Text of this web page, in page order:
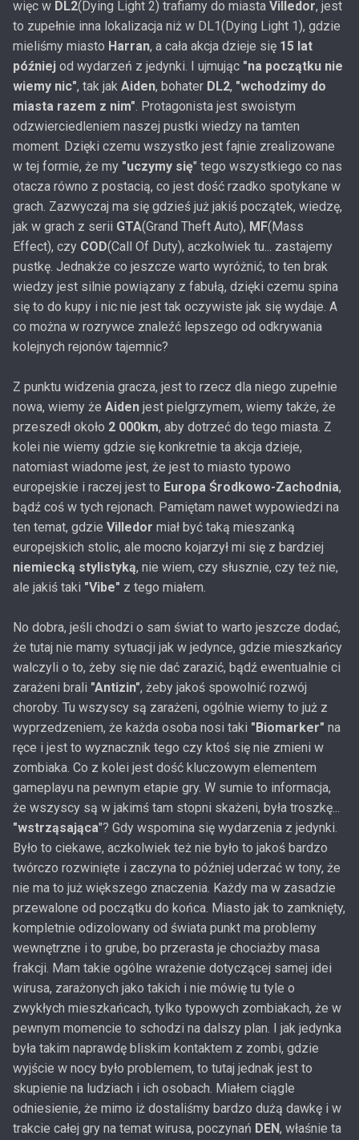
więc w DL2(Dying Light 2) trafiamy do miasta Villedor, jest
to zupełnie inna lokalizacja niż w DL1(Dying Light 1), gdzie
mieliśmy miasto Harran, a cała akcja dzieje się 15 lat
później od wydarzeń z jedynki. I ujmując "na początku nie
wiemy nic", tak jak Aiden, bohater DL2, "wchodzimy do
miasta razem z nim". Protagonista jest swoistym
odzwierciedleniem naszej pustki wiedzy na tamten
moment. Dzięki czemu wszystko jest fajnie zrealizowane
w tej formie, że my "uczymy się" tego wszystkiego co nas
otacza równo z postacią, co jest dość rzadko spotykane w
grach. Zazwyczaj ma się gdzieś już jakiś początek, wiedzę,
jak w grach z serii GTA(Grand Theft Auto), MF(Mass
Effect), czy COD(Call Of Duty), aczkolwiek tu... zastajemy
pustkę. Jednakże co jeszcze warto wyróżnić, to ten brak
wiedzy jest silnie powiązany z fabułą, dzięki czemu spina
się to do kupy i nic nie jest tak oczywiste jak się wydaje. A
co można w rozrywce znaleźć lepszego od odkrywania
kolejnych rejonów tajemnic?
Z punktu widzenia gracza, jest to rzecz dla niego zupełnie
nowa, wiemy że Aiden jest pielgrzymem, wiemy także, że
przeszedł około 2 000km, aby dotrzeć do tego miasta. Z
kolei nie wiemy gdzie się konkretnie ta akcja dzieje,
natomiast wiadome jest, że jest to miasto typowo
europejskie i raczej jest to Europa Środkowo-Zachodnia,
bądź coś w tych rejonach. Pamiętam nawet wypowiedzi na
ten temat, gdzie Villedor miał być taką mieszanką
europejskich stolic, ale mocno kojarzył mi się z bardziej
niemiecką stylistyką, nie wiem, czy słusznie, czy też nie,
ale jakiś taki "Vibe" z tego miałem.
No dobra, jeśli chodzi o sam świat to warto jeszcze dodać,
że tutaj nie mamy sytuacji jak w jedynce, gdzie mieszkańcy
walczyli o to, żeby się nie dać zarazić, bądź ewentualnie ci
zarażeni brali "Antizin", żeby jakoś spowolnić rozwój
choroby. Tu wszyscy są zarażeni, ogólnie wiemy to już z
wyprzedzeniem, że każda osoba nosi taki "Biomarker" na
ręce i jest to wyznacznik tego czy ktoś się nie zmieni w
zombiaka. Co z kolei jest dość kluczowym elementem
gameplayu na pewnym etapie gry. W sumie to informacja,
że wszyscy są w jakimś tam stopni skażeni, była troszkę...
"wstrząsająca"? Gdy wspomina się wydarzenia z jedynki.
Było to ciekawe, aczkolwiek też nie było to jakoś bardzo
twórczo rozwinięte i zaczyna to później uderzać w tony, że
nie ma to już większego znaczenia. Każdy ma w zasadzie
przewalone od początku do końca. Miasto jak to zamknięty,
kompletnie odizolowany od świata punkt ma problemy
wewnętrzne i to grube, bo przerasta je chociażby masa
frakcji. Mam takie ogólne wrażenie dotyczącej samej idei
wirusa, zarażonych jako takich i nie mówię tu tyle o
zwykłych mieszkańcach, tylko typowych zombiakach, że w
pewnym momencie to schodzi na dalszy plan. I jak jedynka
była takim naprawdę bliskim kontaktem z zombi, gdzie
wyjście w nocy było problemem, to tutaj jednak jest to
skupienie na ludziach i ich osobach. Miałem ciągle
odniesienie, że mimo iż dostaliśmy bardzo dużą dawkę i w
trakcie całej gry na temat wirusa, poczynań DEN, właśnie ta